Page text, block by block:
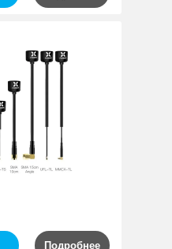
Подробнее